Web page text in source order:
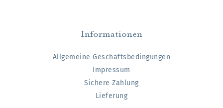
Informationen
Allgemeine Geschäftsbedingungen
Impressum
Sichere Zahlung
Lieferung